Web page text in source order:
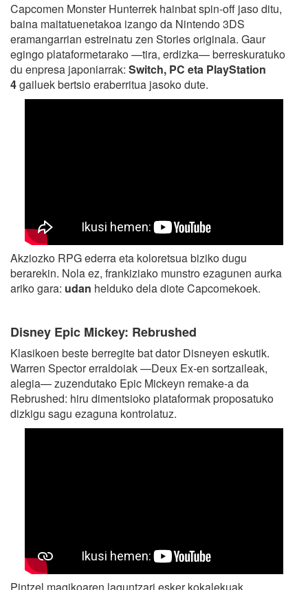
Capcomen Monster Hunterrek hainbat spin-off jaso ditu,
baina maitatuenetakoa izango da Nintendo 3DS
eramangarrian estreinatu zen Stories originala. Gaur
egingo plataformetarako —tira, erdizka— berreskuratuko
du enpresa japoniarrak: Switch, PC eta PlayStation
4gailuek bertsio eraberritua jasoko dute.
Akziozko RPG ederra eta koloretsua biziko dugu
berarekin. Nola ez, frankiziako munstro ezagunen aurka
ariko gara: udan helduko dela diote Capcomekoek.
Disney Epic Mickey: Rebrushed
Klasikoen beste berregite bat dator Disneyen eskutik.
Warren Spector erraldoiak —Deux Ex-en sortzaileak,
alegia— zuzendutako Epic Mickeyn remake-a da
Rebrushed: hiru dimentsioko plataformak proposatuko
dizkigu sagu ezaguna kontrolatuz.